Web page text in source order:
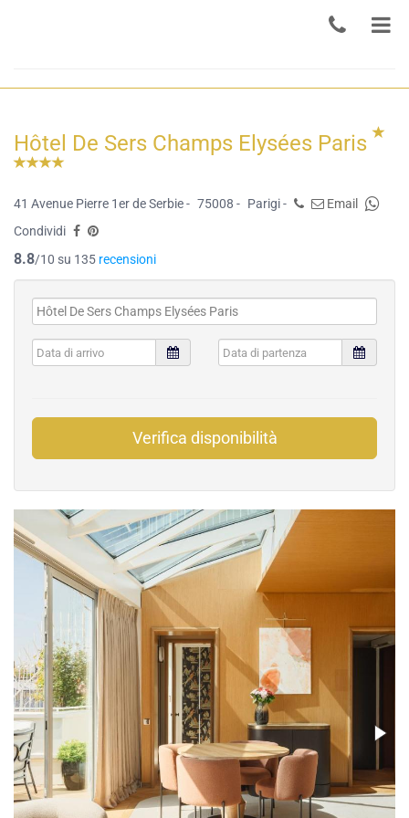
Hôtel De Sers Champs Elysées Paris
41 Avenue Pierre 1er de Serbie - 75008 - Parigi -
Email
Condividi
8.8/10 su 135 recensioni
Verifica disponibilità